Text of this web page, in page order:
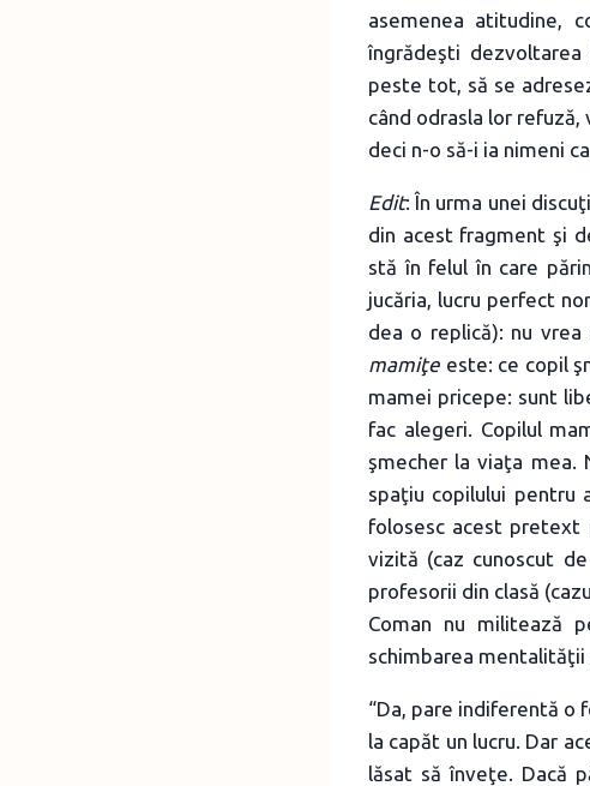
asemenea atitudine,
îngrădeşti
peste tot, să se
când odrasla lor
deci n-o să-i ia nimeni
Edit: În urma unei
din acest fragment şi
stă în felul în care
jucăria, lucru perfect
dea o replică): nu
mamiţe este: ce copil
mamei pricepe: sunt
fac alegeri. Copilul
şmecher la viaţa mea.
spaţiu copilului pentru
folosesc acest pretext
vizită (caz cunoscut
profesorii din clasă
Coman nu militează
schimbarea mentalităţii
“Da, pare indiferentă o
la capăt un lucru. Dar
lăsat să înveţe. Dacă